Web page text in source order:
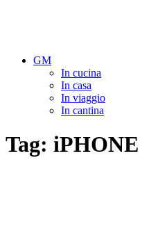
GM
In cucina
In casa
In viaggio
In cantina
Tag: iPHONE